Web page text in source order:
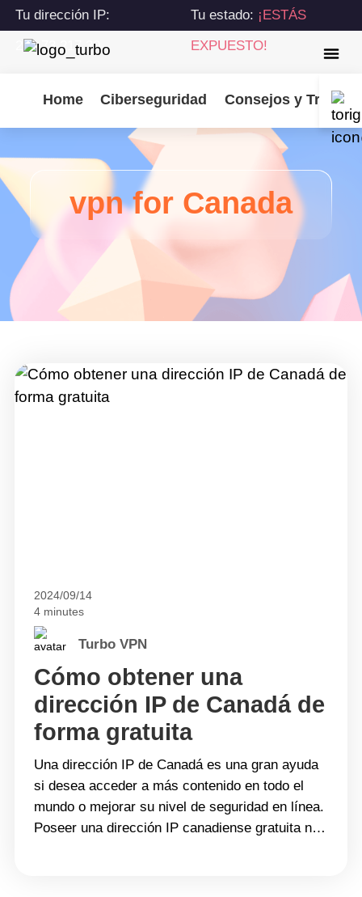
Tu dirección IP:
216.73.217.30
Tu estado: ¡ESTÁS
EXPUESTO!
Home Ciberseguridad Consejos y Trucos
vpn for Canada
2024/09/14
4 minutes
Turbo VPN
Cómo obtener una
dirección IP de Canadá de
forma gratuita
Una dirección IP de Canadá es una gran ayuda
si desea acceder a más contenido en todo el
mundo o mejorar su nivel de seguridad en línea.
Poseer una dirección IP canadiense gratuita no